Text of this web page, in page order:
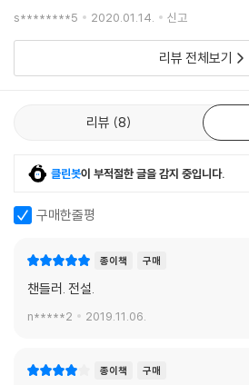
- 레이먼드 챈들러는 미국을 이야기하는 새
우리에게 미국은 결코 예전처럼 보이지 않았
- 묘사를 잘하는 비결은 명료한 관찰력과 명
한 글쓰기란 신선한 이미지와 쉬운 말을 사
챈들러를 읽으면서 이 문제에 대해 공부하기
- 지금도 내 글쓰기의 이상은 챈들러와 도스
_ 무라카미 하루키
- 미처 의식하지 못하는 사이에 우리는 그의
작가라는 것을 깨닫는다. (…) 독자들은 챈들
것이다.
없고 궁디팡팡은 끝나고 그나마 카페에서 천
s********5 2020.01.14. 신고
리뷰 전체보기
리뷰 8
클린봇이 부적절한 글을 감지 중입니다.
구매한줄평
종이책 구매
챈들러. 전설.
n*****2 2019.11.06.
종이책 구매